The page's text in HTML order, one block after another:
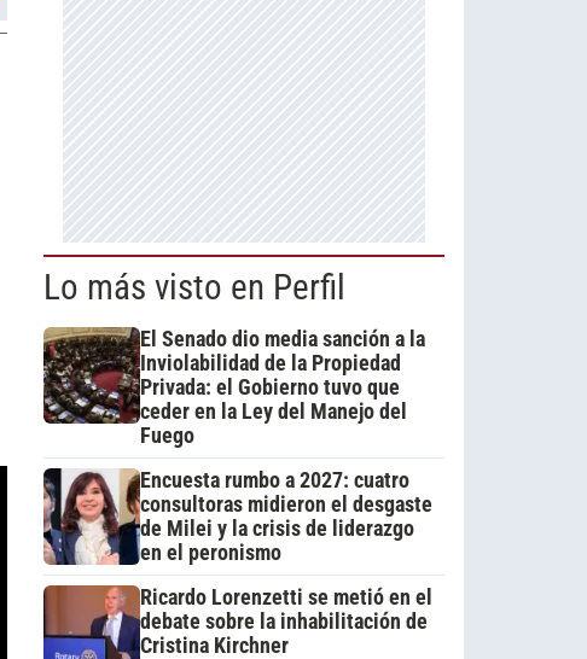
Lo más visto en Perfil
El Senado dio media sanción a la
Inviolabilidad de la Propiedad
Privada: el Gobierno tuvo que
ceder en la Ley del Manejo del
Fuego
Encuesta rumbo a 2027: cuatro
consultoras midieron el desgaste
de Milei y la crisis de liderazgo
en el peronismo
Ricardo Lorenzetti se metió en el
debate sobre la inhabilitación de
Cristina Kirchner